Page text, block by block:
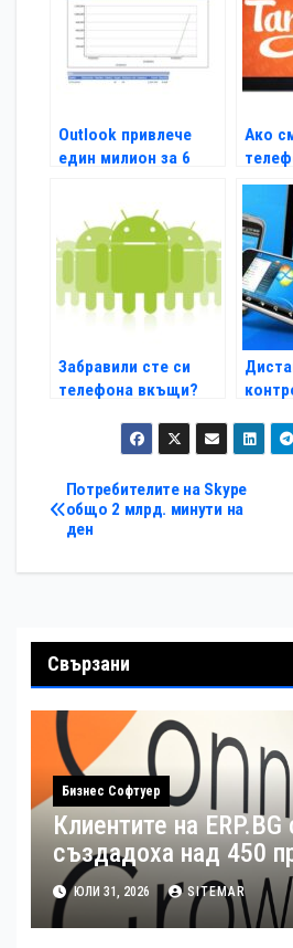
Outlook привлече
един милион за 6
Ако
Забравили сте си
телефона вкъщи?
Навигация
Потребителите на Skype
общо 2 млрд. минути на
ден
Свързани
Бизнес Софтуер
Клиентите на
създадоха над 450
ERP системата с
вградения в нея
интелект
ЮЛИ 31, 2026 SITEMAR